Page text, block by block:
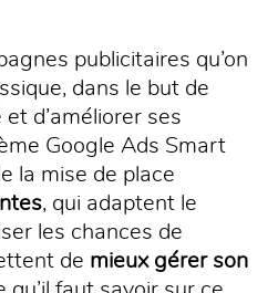
publicitaires qu’on
dans le but de
d’améliorer ses
Google Ads Smart
la mise de place
, qui adaptent le
les chances de
de mieux gérer son